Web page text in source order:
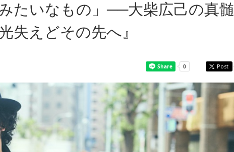
たいなもの」──大柴広己の真髄
失えどその先へ』
Post